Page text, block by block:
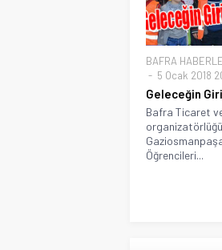
BAFRA
5 Ocak 2018
Geleceğin
Bafra Ticaret
Öğrencileri...